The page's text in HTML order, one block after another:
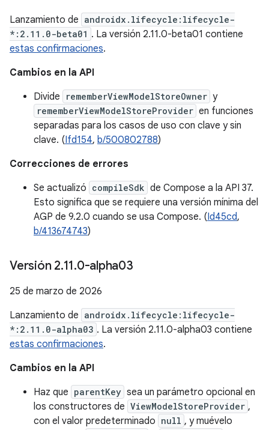
Lanzamiento de androidx.lifecycle:lifecycle-
*:2.11.0-beta01 . La versión 2.11.0-beta01 contiene
estas confirmaciones.
Cambios en la API
Divide
rememberViewModelStoreOwner y
rememberViewModelStoreProvider en funciones
separadas para los casos de uso con clave y sin
clave. (Ifd154, b/500802788)
Correcciones de errores
Se actualizó compileSdk de Compose a la API 37.
Esto significa que se requiere una versión mínima del
AGP de 9.2.0 cuando se usa Compose. (Id45cd,
b/413674743)
Versión 2.11.0-alpha03
25 de marzo de 2026
Lanzamiento de androidx.lifecycle:lifecycle-
*:2.11.0-alpha03 . La versión 2.11.0-alpha03 contiene
estas confirmaciones.
Cambios en la API
Haz que parentKey sea un parámetro opcional en
los constructores de ViewModelStoreProvider ,
con el valor predeterminado null , y muévelo